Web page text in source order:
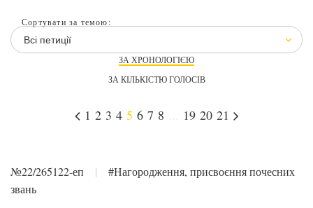
Сортувати за темою:
Всі петиції
ЗА ХРОНОЛОГІЄЮ
ЗА КІЛЬКІСТЮ ГОЛОСІВ
1 2 3 4 5 6 7 8 19 20 21
№22/265122-еп |
#Нагородження, присвоєння почесних
звань